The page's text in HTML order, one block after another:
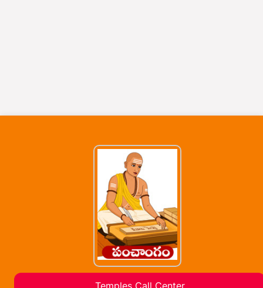
Temples Call Center